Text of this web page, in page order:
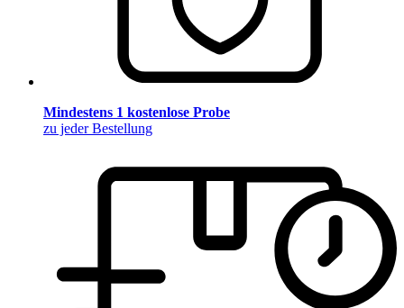
Mindestens 1 kostenlose Probe
zu jeder Bestellung